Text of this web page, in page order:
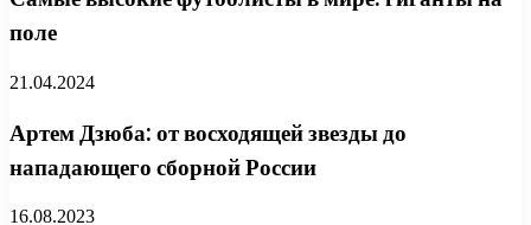
поле
21.04.2024
Артем Дзюба: от восходящей звезды до
нападающего сборной России
16.08.2023